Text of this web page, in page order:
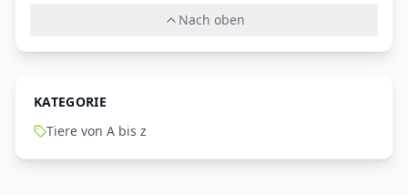
Nach oben
KATEGORIE
Tiere von A bis z